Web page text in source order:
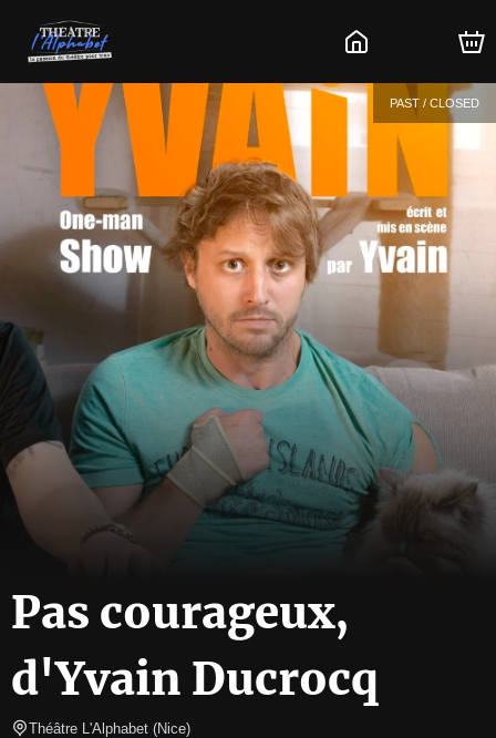
PAST / CLOSED
Pas courageux,
d'Yvain Ducrocq
Théâtre L'Alphabet (Nice)